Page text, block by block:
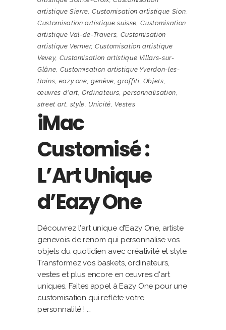
artistique Sierre,Customisation artistique Sion,
Customisation artistique suisse,Customisation
artistique Val-de-Travers, Customisation
artistique Vernier,Customisation artistique
Vevey, Customisation artistique Villars-sur-
Glâne, Customisation artistique Yverdon-les-
Bains, eazy one,genève,graffiti, Objets,
œuvres d'art,Ordinateurs, personnalisation,
street art, style, Unicité, Vestes
iMac
Customisé :
L’Art Unique
d’Eazy One
Découvrez l'art unique d'Eazy One, artiste
genevois de renom qui personnalise vos
objets du quotidien avec créativité et style.
Transformez vos baskets, ordinateurs,
vestes et plus encore en œuvres d'art
uniques. Faites appel à Eazy One pour une
customisation qui reflète votre
personnalité !